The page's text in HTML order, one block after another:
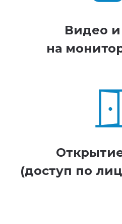
Видео и
на
(доступ по